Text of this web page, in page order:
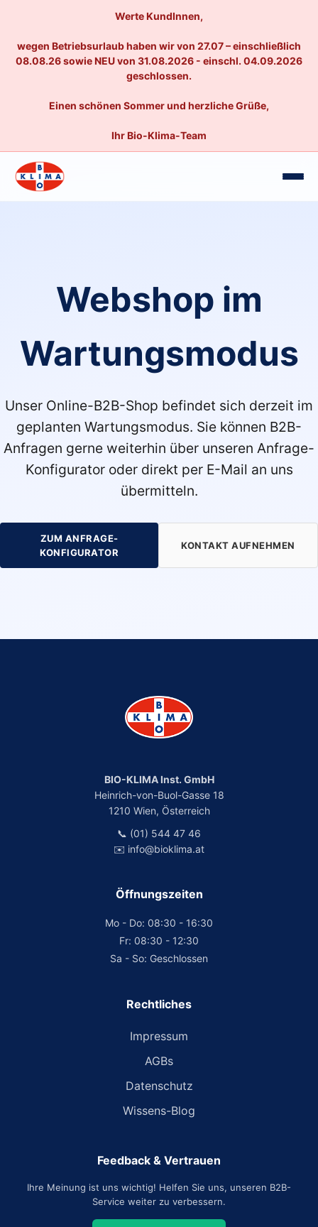
Werte KundInnen,
wegen Betriebsurlaub haben wir von 27.07 – einschließlich
08.08.26 sowie NEU von 31.08.2026 - einschl. 04.09.2026
geschlossen.
Einen schönen Sommer und herzliche Grüße,
Ihr Bio-Klima-Team
Webshop im
Wartungsmodus
Unser Online-B2B-Shop befindet sich derzeit im
geplanten Wartungsmodus. Sie können B2B-
Anfragen gerne weiterhin über unseren Anfrage-
Konfigurator oder direkt per E-Mail an uns
übermitteln.
ZUM ANFRAGE-
KONFIGURATOR
KONTAKT AUFNEHMEN
BIO-KLIMA Inst. GmbH
Heinrich-von-Buol-Gasse 18
1210 Wien, Österreich
📞 (01) 544 47 46
✉️ info@bioklima.at
Öffnungszeiten
Mo - Do: 08:30 - 16:30
Fr: 08:30 - 12:30
Sa - So: Geschlossen
Rechtliches
Impressum
AGBs
Datenschutz
Wissens-Blog
Feedback & Vertrauen
Ihre Meinung ist uns wichtig! Helfen Sie uns, unseren B2B-
Service weiter zu verbessern.